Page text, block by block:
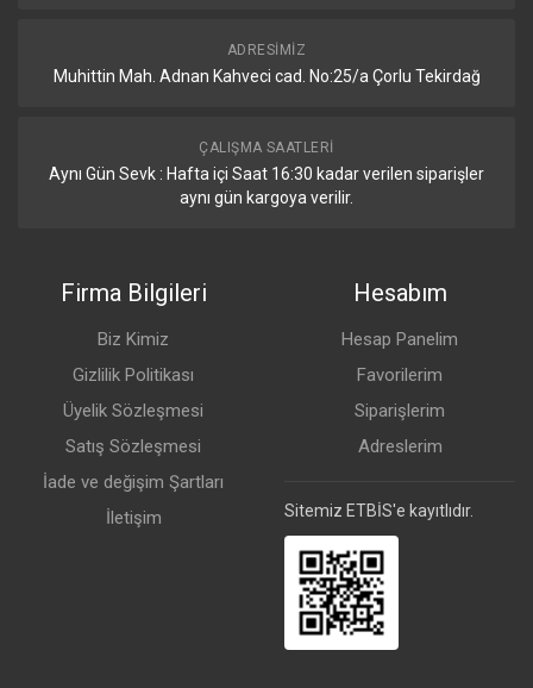
ADRESIMIZ
Muhittin Mah. Adnan Kahveci cad. No:25/a Çorlu Tekirdağ
ÇALIŞMA SAATLERI
Aynı Gün Sevk : Hafta içi Saat 16:30 kadar verilen siparişler
aynı gün kargoya verilir.
Firma Bilgileri
Biz Kimiz
Gizlilik Politikası
Üyelik Sözleşmesi
Satış Sözleşmesi
İade ve değişim Şartları
İletişim
Hesabım
Hesap Panelim
Favorilerim
Siparişlerim
Adreslerim
Sitemiz ETBİS'e kayıtlıdır.